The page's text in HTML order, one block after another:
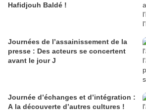
Hafidjouh Baldé !
Journées de l’assainissement de la
presse : Des acteurs se concertent
avant le jour J
Journée d’échanges et d’intégration :
A la découverte d’autres cultures !